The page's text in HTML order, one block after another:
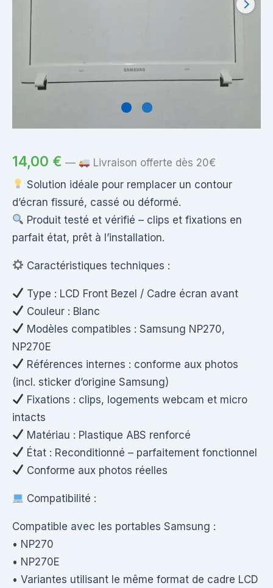
14,00 € —
Livraison offerte dès 20€
Solution idéale pour remplacer un contour
d’écran fissuré, cassé ou déformé.
Produit testé et vérifié – clips et fixations en
parfait état, prêt à l’installation.
Caractéristiques techniques :
Type : LCD Front Bezel / Cadre écran avant
Couleur : Blanc
Modèles compatibles : Samsung NP270,
NP270E
Références internes : conforme aux photos
(incl. sticker d’origine Samsung)
Fixations : clips, logements webcam et micro
intacts
Matériau : Plastique ABS renforcé
État : Reconditionné – parfaitement fonctionnel
Conforme aux photos réelles
Compatibilité :
Compatible avec les portables Samsung :
• NP270
• NP270E
• Variantes utilisant le même format de cadre LCD